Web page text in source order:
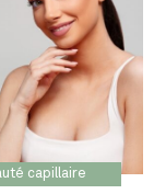
capillaire